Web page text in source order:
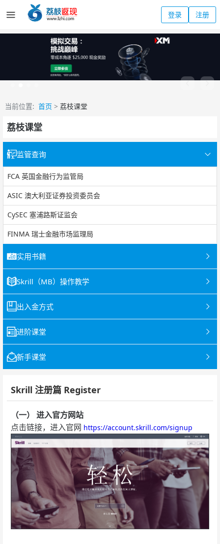
登录 注册
当前位置: 首页 > 荔枝课堂
荔枝课堂
监管查询
FCA 英国金融行为监管局
ASIC 澳大利亚证券投资委员会
CySEC 塞浦路斯证监会
FINMA 瑞士金融市场监理局
实用书籍
Skrill（MB）操作教学
出入金方式
进阶课堂
新手课堂
Skrill 注册篇 Register
（一） 进入官方网站
点击链接，进入官网 https://account.skrill.com/signup